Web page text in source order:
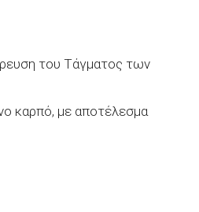
του Τάγματος των
καρπό, με αποτέλεσμα